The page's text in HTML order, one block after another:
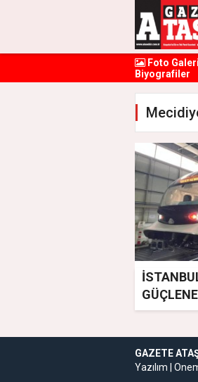
Foto Galeri
Biyografiler
GAZETE
Yazılım |